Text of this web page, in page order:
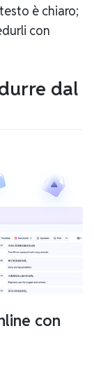
è chiaro;
con
dal
con